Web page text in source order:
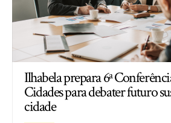
Ilhabela prepara 6ª
Cidades para debater futuro
cidade